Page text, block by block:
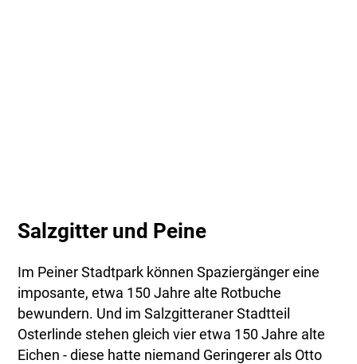
Salzgitter und Peine
Im Peiner Stadtpark können Spaziergänger eine
imposante, etwa 150 Jahre alte Rotbuche
bewundern. Und im Salzgitteraner Stadtteil
Osterlinde stehen gleich vier etwa 150 Jahre alte
Eichen - diese hatte niemand Geringerer als Otto